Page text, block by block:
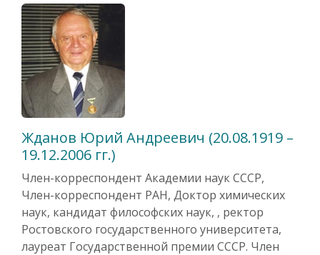
Жданов Юрий Андреевич (20.08.1919 –
19.12.2006 гг.)
Член-корреспондент Академии наук СССР,
Член-корреспондент РАН, Доктор химических
наук, кандидат философских наук, , ректор
Ростовского государственного университета,
лауреат Государственной премии СССР. Член